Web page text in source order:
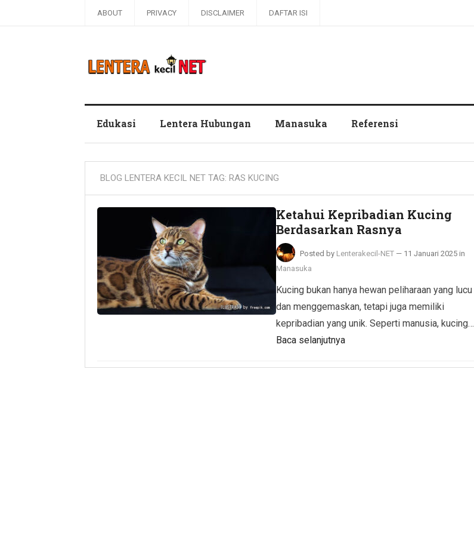
ABOUT PRIVACY DISCLAIMER DAFTAR ISI
Edukasi Lentera Hubungan Manasuka Referensi
BLOG LENTERA KECIL NET TAG: RAS KUCING
Ketahui Kepribadian Kucing
Berdasarkan Rasnya
Posted by Lenterakecil-NET — 11 Januari 2025 in
Manasuka
Kucing bukan hanya hewan peliharaan yang lucu
dan menggemaskan, tetapi juga memiliki
kepribadian yang unik. Seperti manusia, kucing…
Baca selanjutnya